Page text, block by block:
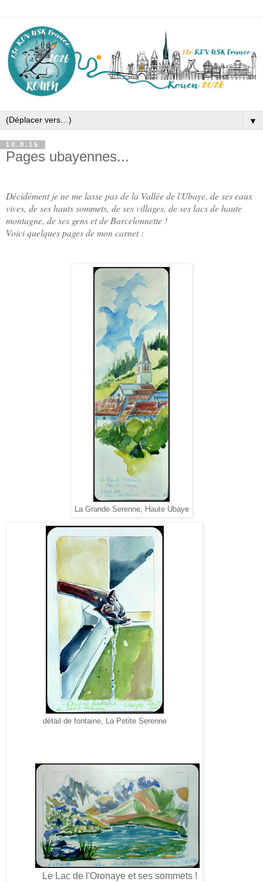
▼
10.8.15
Pages ubayennes...
Décidément je ne me lasse pas de la Vallée de l'Ubaye, de ses eaux
vives, de ses hauts sommets, de ses villages, de ses lacs de haute
montagne, de ses gens et de Barcelonnette !
Voici quelques pages de mon carnet :
La Grande Serenne, Haute Ubaye
détail de fontaine, La Petite Serenne
Le Lac de l'Oronaye et ses sommets !